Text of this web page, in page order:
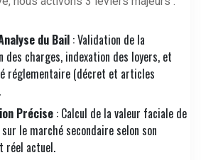
du Bail : Validation de la
charges, indexation des loyers, et
réglementaire (décret et articles
Précise : Calcul de la valeur faciale de
le marché secondaire selon son
réel actuel.